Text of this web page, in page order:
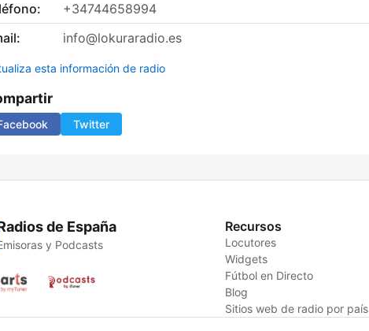
+34744658994
info@lokuraradio.es
esta información de radio
Twitter
de España
y Podcasts
Recursos
Locutores
Widgets
Fútbol en Directo
Blog
Sitios web de radio por país